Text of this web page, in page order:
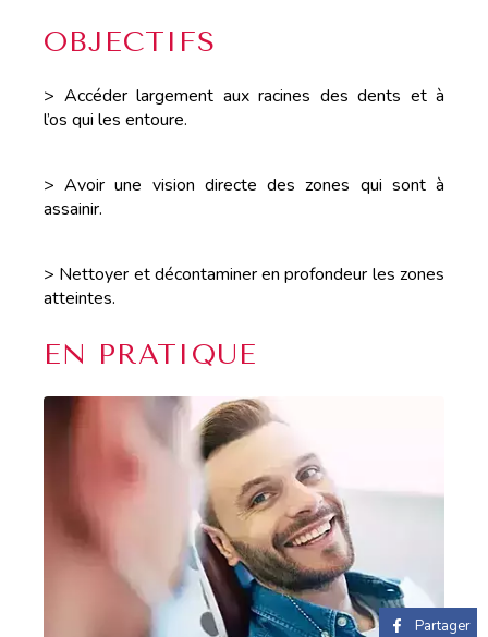
OBJECTIFS
> Accéder largement aux racines des dents et à
l’os qui les entoure.
> Avoir une vision directe des zones qui sont à
assainir.
> Nettoyer et décontaminer en profondeur les zones
atteintes.
EN PRATIQUE
Partager